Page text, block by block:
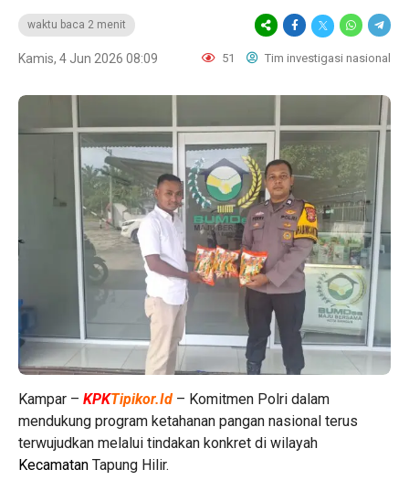
waktu baca 2 menit
Kamis, 4 Jun 2026 08:09 51 Tim investigasi nasional
Kampar – KPKTipikor.Id – Komitmen Polri dalam
mendukung program ketahanan pangan nasional terus
terwujudkan melalui tindakan konkret di wilayah
Kecamatan Tapung Hilir.